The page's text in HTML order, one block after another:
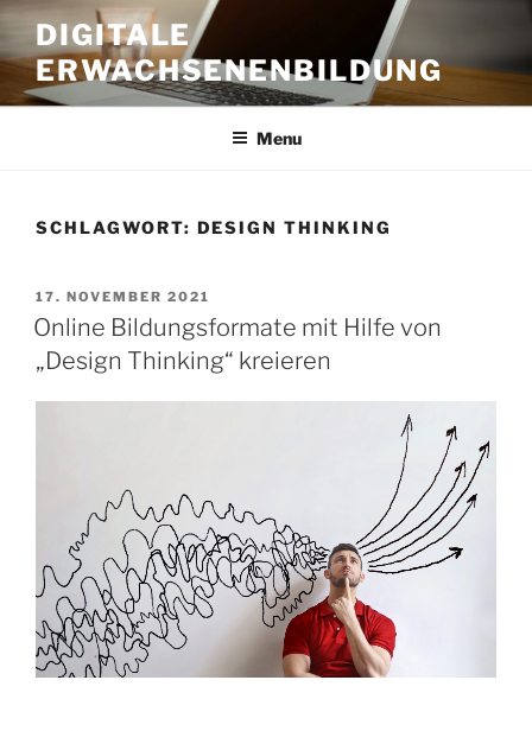
Skip
content
DIGITALE
ERWACHSENENBILDUNG
Menu
SCHLAGWORT: DESIGN THINKING
POSTED
ON
17. NOVEMBER 2021
Online Bildungsformate mit Hilfe von
„Design Thinking“ kreieren